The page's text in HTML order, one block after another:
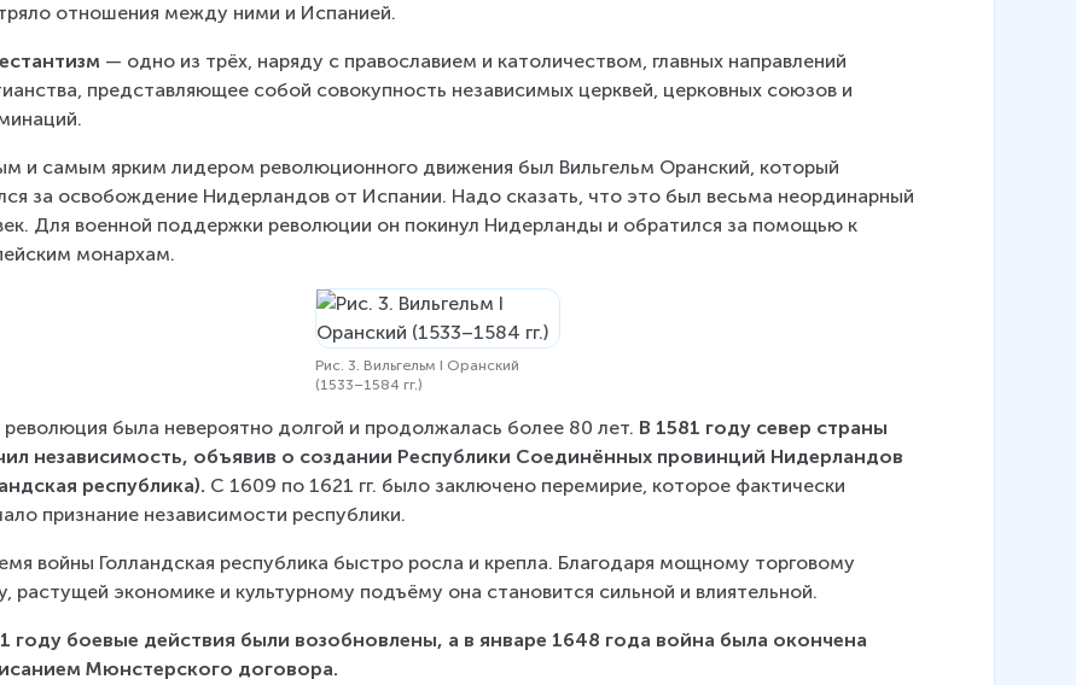
отношения между ними и Испанией.
— одно из трёх, наряду с православием и католичеством, главных направлений
представляющее собой совокупность независимых церквей, церковных союзов и
и самым ярким лидером революционного движения был Вильгельм Оранский, который
за освобождение Нидерландов от Испании. Надо сказать, что это был весьма неординарный
Для военной поддержки революции он покинул Нидерланды и обратился за помощью к
монархам.
Рис. 3. Вильгельм I Оранский
(1533–1584 гг.)
была невероятно долгой и продолжалась более 80 лет. В 1581 году север страны
независимость, объявив о создании Республики Соединённых провинций Нидерландов
республика). С 1609 по 1621 гг. было заключено перемирие, которое фактически
признание независимости республики.
войны Голландская республика быстро росла и крепла. Благодаря мощному торговому
растущей экономике и культурному подъёму она становится сильной и влиятельной.
году боевые действия были возобновлены, а в январе 1648 года война была окончена
Мюнстерского договора.